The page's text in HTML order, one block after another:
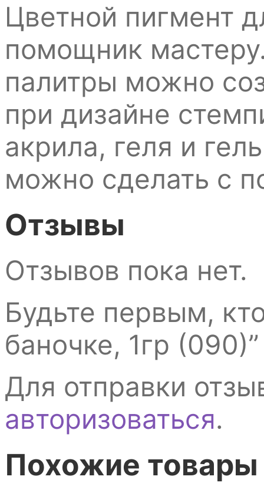
Цветной пигмент
помощник
палитры можно
при дизайне
акрила, геля и
можно сделать с
Отзывы
Отзывов пока нет.
Будьте первым,
баночке, 1гр (090)”
Для отправки
авторизоваться.
Похожие товары